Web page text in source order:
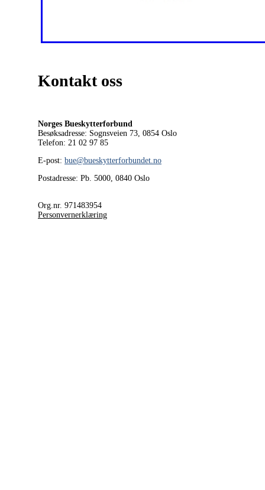
Kontakt oss
Norges Bueskytterforbund
Besøksadresse: Sognsveien 73, 0854 Oslo
Telefon: 21 02 97 85
E-post: bue@bueskytterforbundet.no
Postadresse: Pb. 5000, 0840 Oslo
Org.nr. 971483954
Personvernerklæring